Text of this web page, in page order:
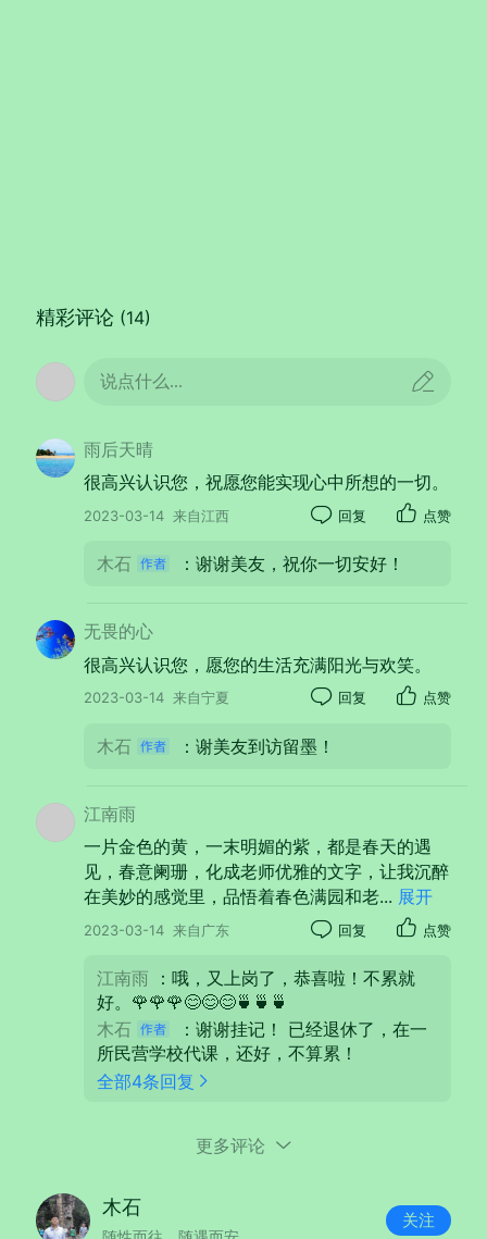
转过一个弯，前面是蓼城西路，此路修建已经
有几个年头了，柏油路面宽敞整洁，两边绿化
带里栽种的“紫叶李”已经长大，伸展着俏丽的身
得柔软轻浅，枝条上吐出紫红发亮的幼芽嫩
叶，孕育了一个秋冬的花苞一夜间突然打开，
不是有限可数的几个而是约定好了似的成千上
却鲜艳，粉色的、紫色的、浅红的，远远望
霞。向前延伸的路面由近及远渐渐瘦身成一条
细细的直线，溶进绯红色的云雾里。我疑心，
是行走在路上？还是误入了梦幻？
夕阳带着春的气息透过枝叶的缝隙暖暖地照在
脸上，偶有几片零落的花瓣落在地上、肩上。
一阵风过，更多的花瓣飘起，洋洋洒洒，空中
飞舞，我便沐浴在缤纷的花雨里了。花瓣拂过
肌肤，轻轻的、柔柔的，芳香盈怀，快意无
限。我放慢车速，任由其慢慢行驶，尽情品味
和享受这春色沉醉的傍晚。
听见远处传来的隐隐约约的声音，那是所谓城
市的声音吧！我少年时代的伙伴，当年油菜花
海里嬉戏玩耍的同学，你们去了哪里？我们还
精彩评论 (14)
说点什么...
雨后天晴
很高兴认识您，祝愿您能实现心中所想的一切。
2023-03-14 来自江西 回复 点赞
木石 ：谢谢美友，祝你一切安好！
无畏的心
很高兴认识您，愿您的生活充满阳光与欢笑。
2023-03-14 来自宁夏 回复 点赞
木石 ：谢美友到访留墨！
江南雨
一片金色的黄，一末明媚的紫，都是春天的遇
见，春意阑珊，化成老师优雅的文字，让我沉醉
在美妙的感觉里，品悟着春色满园和老... 展开
2023-03-14 来自广东 回复 点赞
江南雨
：哦，又上岗了，恭喜啦！不累就
好。🌹🌹🌹😊😊😊🍵🍵🍵
木石
：谢谢挂记！ 已经退休了，在一
所民营学校代课，还好，不算累！
全部4条回复
更多评论
木石
关注